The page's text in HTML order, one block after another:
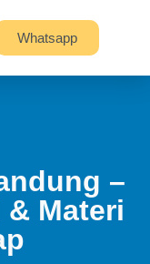
Whatsapp
–
Materi